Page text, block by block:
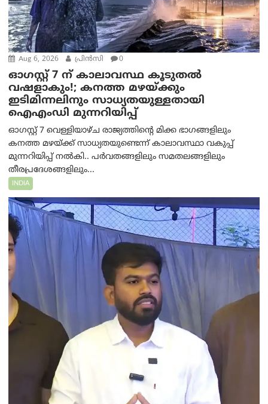
Aug 6, 2026 പ്രിന്‍സി 0
ഓഗസ്റ്റ് 7 ന് കാലാവസ്ഥ കൂടുതൽ
വഷളാകും!; കനത്ത മഴയ്ക്കും
ഇടിമിന്നലിനും സാധ്യതയുള്ളതായി
ഐഎംഡി മുന്നറിയിപ്പ്
ഓഗസ്റ്റ് 7 വെള്ളിയാഴ്ച രാജ്യത്തിന്റെ മിക്ക ഭാഗങ്ങളിലും
കനത്ത മഴയ്ക്ക് സാധ്യതയുണ്ടെന്ന് കാലാവസ്ഥാ വകുപ്പ്
മുന്നറിയിപ്പ് നൽകി.. പർവതങ്ങളിലും സമതലങ്ങളിലും
തീരപ്രദേശങ്ങളിലും...
INDIA